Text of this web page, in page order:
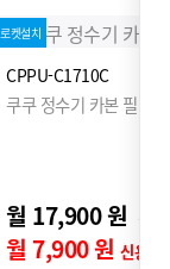
로켓설치
CPPU-C1710C
쿠쿠 정수기 카본 필터
월 17,900 원
월 7,900 원 신용카